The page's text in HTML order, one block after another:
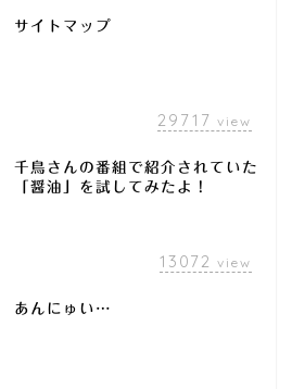
サイトマップ
29717 view
千鳥さんの番組で紹介されていた
「醤油」を試してみたよ！
13072 view
あんにゅい…